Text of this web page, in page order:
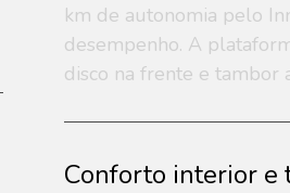
km de autonomia pelo
desempenho. A
disco na frente e tambor
Conforto interior e